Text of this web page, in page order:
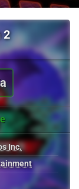
2
Inc.